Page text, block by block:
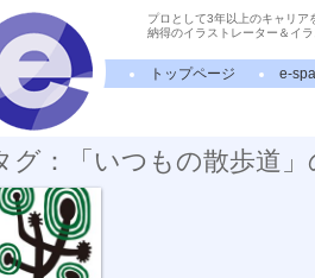
プロとして3年以上のキャリア
納得のイラストレーター＆イラ
トップページ e-
グ：「いつもの散歩道」
つもの散歩道